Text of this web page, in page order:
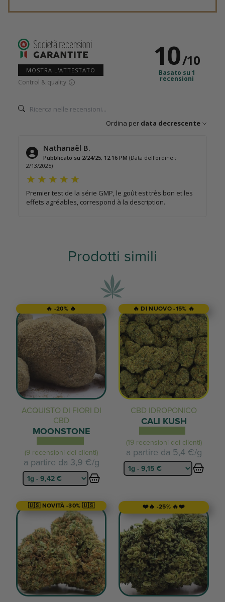
MOSTRA L'ATTESTATO
Control & quality
10/10
Basato su 1
recensioni
Ordina per data decrescente
Nathanaël B.
Pubblicato su 2/24/25, 12:16 PM (Data dell'ordine :
2/13/2025)
Premier test de la série GMP, le goût est très bon et les
effets agréables, correspond à la description.
Prodotti simili
🔥 -20% 🔥
ACQUISTO DI FIORI DI
CBD
MOONSTONE
(9 recensioni dei clienti)
a partire da 3,9 €/g
🔥 DI NUOVO -15% 🔥
CBD IDROPONICO
CALI KUSH
(19 recensioni dei clienti)
a partire da 5,4 €/g
🇺🇸 NOVITÀ -30% 🇺🇸 ❤️🔥 -25% 🔥❤️